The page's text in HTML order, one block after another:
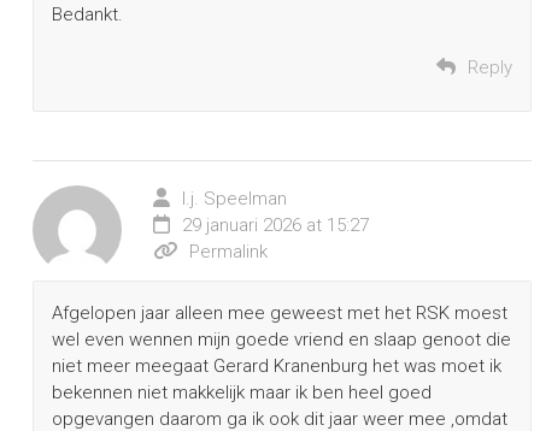
Bedankt.
Reply
l.j. Speelman
29 januari 2026 at 15:27
Permalink
Afgelopen jaar alleen mee geweest met het RSK moest
wel even wennen mijn goede vriend en slaap genoot die
niet meer meegaat Gerard Kranenburg het was moet ik
bekennen niet makkelijk maar ik ben heel goed
opgevangen daarom ga ik ook dit jaar weer mee ,omdat